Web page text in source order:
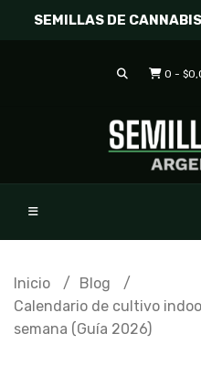
SEMILLAS DE
0 -
Inicio
Blog
Calendario de cultivo
semana (Guía 2026)